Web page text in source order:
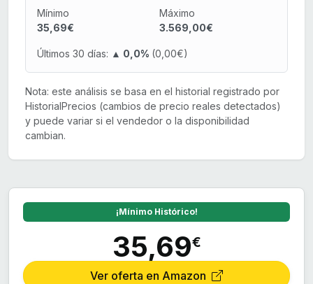
Mínimo
35,69€
Máximo
3.569,00€
Últimos 30 días: ▲ 0,0% (0,00€)
Nota: este análisis se basa en el historial registrado por
HistorialPrecios (cambios de precio reales detectados)
y puede variar si el vendedor o la disponibilidad
cambian.
¡Mínimo Histórico!
35,69€
Ver oferta en Amazon